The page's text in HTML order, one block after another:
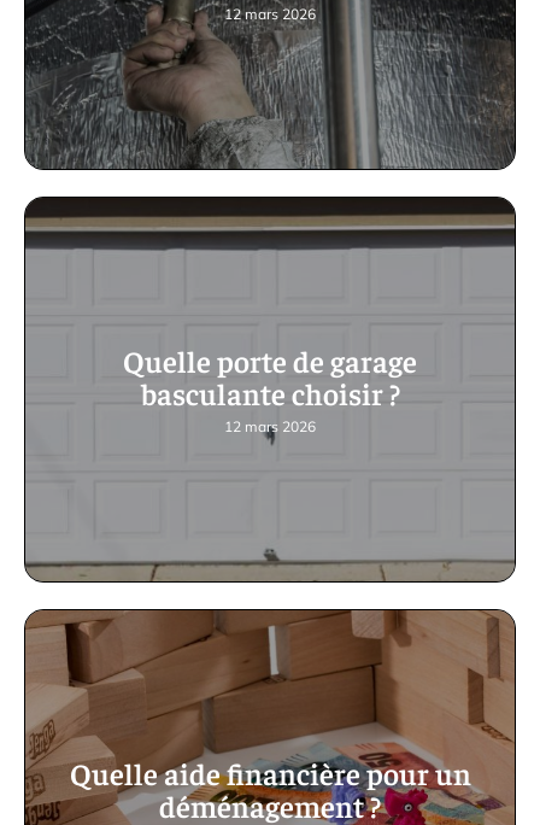
12 mars 2026
Quelle porte de garage
basculante choisir ?
12 mars 2026
Quelle aide financière pour un
déménagement ?